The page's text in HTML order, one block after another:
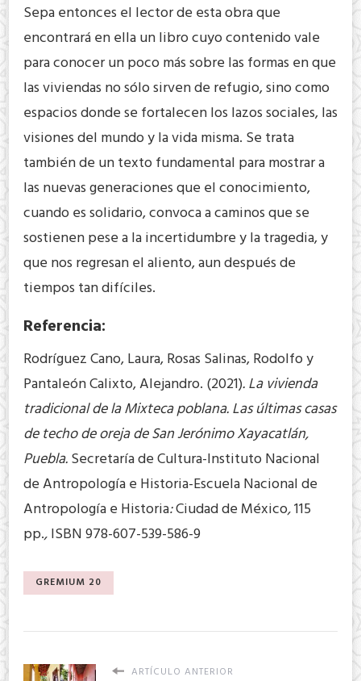
Sepa entonces el lector de esta obra que
encontrará en ella un libro cuyo contenido vale
para conocer un poco más sobre las formas en que
las viviendas no sólo sirven de refugio, sino como
espacios donde se fortalecen los lazos sociales, las
visiones del mundo y la vida misma. Se trata
también de un texto fundamental para mostrar a
las nuevas generaciones que el conocimiento,
cuando es solidario, convoca a caminos que se
sostienen pese a la incertidumbre y la tragedia, y
que nos regresan el aliento, aun después de
tiempos tan difíciles.
Referencia:
Rodríguez Cano, Laura, Rosas Salinas, Rodolfo y
Pantaleón Calixto, Alejandro. (2021). La vivienda
tradicional de la Mixteca poblana. Las últimas casas
de techo de oreja de San Jerónimo Xayacatlán,
Puebla.Secretaría de Cultura-Instituto Nacional
de Antropología e Historia-Escuela Nacional de
Antropología e Historia:Ciudad de México,115
pp.,ISBN 978-607-539-586-9
GREMIUM 20
ARTÍCULO ANTERIOR